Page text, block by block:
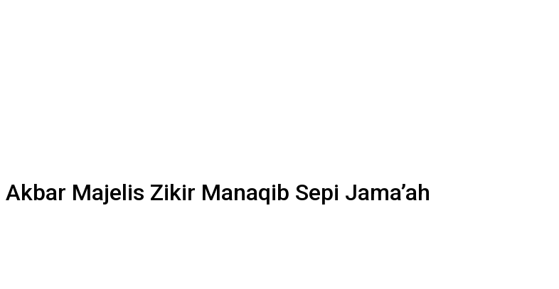
Majelis Zikir Manaqib Sepi Jama’ah